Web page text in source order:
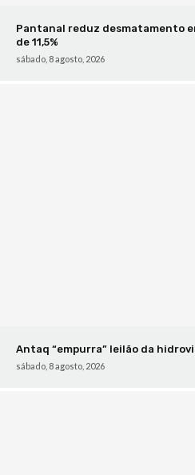
Pantanal reduz desmatamento
de 11,5%
sábado, 8 agosto, 2026
Antaq “empurra” leilão da
sábado, 8 agosto, 2026